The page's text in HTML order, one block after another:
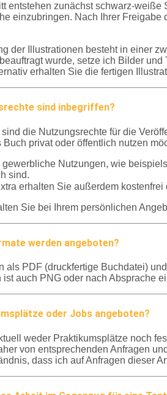
entstehen zunächst schwarz-
einzubringen. Nach Ihrer
der Illustrationen besteht in einer
wurde, setze ich Bilder
erhalten Sie die fertigen
sind inbegriffen?
sind die Nutzungsrechte für die
privat oder öffentlich nutzen
gewerbliche Nutzungen, wie
sind.
erhalten Sie außerdem
Sie bei Ihrem persönlichen
werden angeboten?
als PDF (druckfertige Buchdatei)
auch PNG oder nach Absprache
oder Jobs angeboten?
weder Praktikumsplätze noch
von entsprechenden Anfragen
dass ich auf Anfragen dieser